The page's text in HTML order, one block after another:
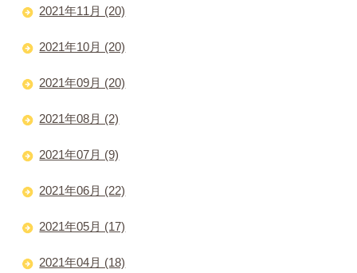
2021年11月 (20)
2021年10月 (20)
2021年09月 (20)
2021年08月 (2)
2021年07月 (9)
2021年06月 (22)
2021年05月 (17)
2021年04月 (18)